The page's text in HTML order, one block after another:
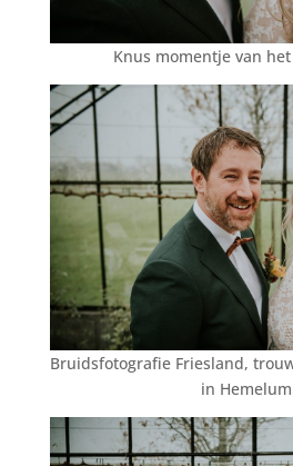
Knus momentje van
Bruidsfotografie Friesland,
in